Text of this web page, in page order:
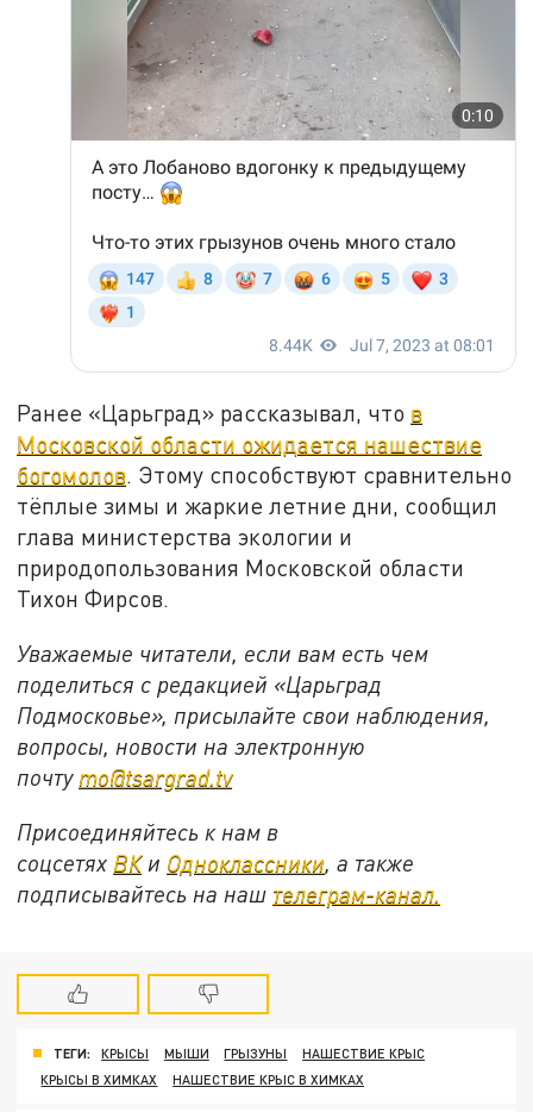
Ранее «Царьград» рассказывал, что в
Московской области ожидается нашествие
богомолов. Этому способствуют сравнительно
тёплые зимы и жаркие летние дни, сообщил
глава министерства экологии и
природопользования Московской области
Тихон Фирсов.
Уважаемые читатели, если вам есть чем
поделиться с редакцией «Царьград
Подмосковье», присылайте свои наблюдения,
вопросы, новости на электронную
почту mo@tsargrad.tv
Присоединяйтесь к нам в
соцсетях ВКи Одноклассники , а также
подписывайтесь на наш телеграм-канал.
ТЕГИ: КРЫСЫ МЫШИ ГРЫЗУНЫ
НАШЕСТВИЕ КРЫС
КРЫСЫ В ХИМКАХ
НАШЕСТВИЕ КРЫС В ХИМКАХ